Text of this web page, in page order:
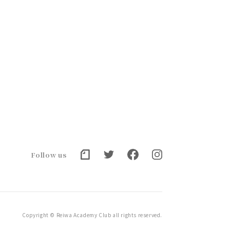
Follow us
Copyright © Reiwa Academy Club all rights reserved.